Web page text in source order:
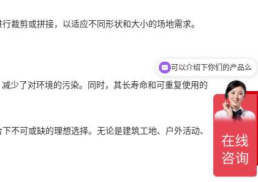
裁剪或拼接，以适应不同形状和大小的场地需求。
少了对环境的污染。同时，其长寿命和可重复使用的
不可或缺的理想选择。无论是建筑工地、户外活动、
在
线
服